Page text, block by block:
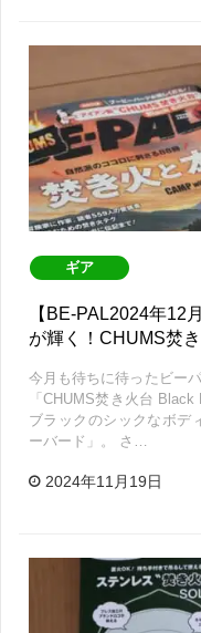
ギア
【BE-PAL2024年12
が輝く！CHUMS焚
今月も待ちに待ったビー
「CHUMS焚き火台
ブラックのシックなボデ
ーバード」。 さ…
2024年11月19日